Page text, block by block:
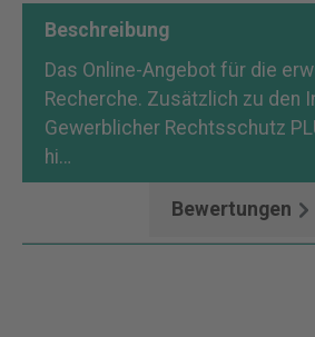
Beschreibung
Das Online-Angebot für die
Recherche. Zusätzlich zu den
Gewerblicher Rechtsschutz
hi…
Bewertungen